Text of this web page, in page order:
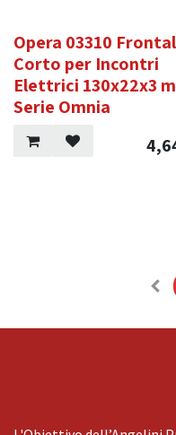
Opera 03310
Corto per Incontri
Elettrici 130x22x3
Serie Omnia